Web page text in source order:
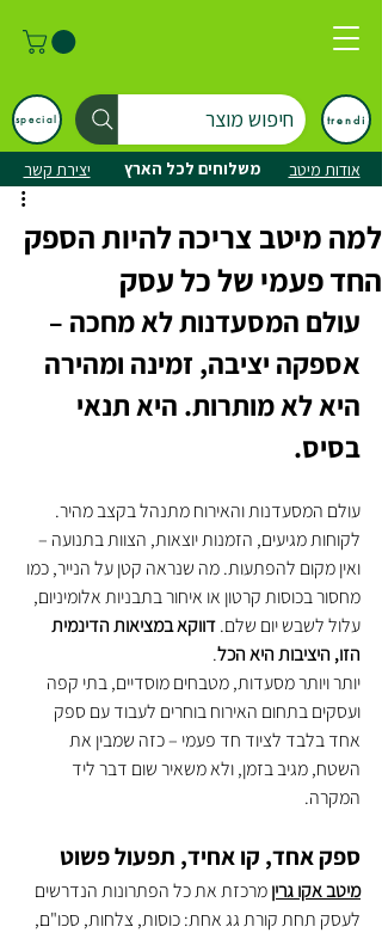
אודות מיטב יצירת קשר משלוחים לכל הארץ
trendi חיפוש מוצר special
למה מיטב צריכה להיות הספק
החד פעמי של כל עסק
עולם המסעדנות לא מחכה –
אספקה יציבה, זמינה ומהירה
היא לא מותרות. היא תנאי
בסיס.
עולם המסעדנות והאירוח מתנהל בקצב מהיר.
לקוחות מגיעים, הזמנות יוצאות, הצוות בתנועה –
ואין מקום להפתעות. מה שנראה קטן על הנייר, כמו
מחסור בכוסות קרטון או איחור בתבניות אלומיניום,
עלול לשבש יום שלם. דווקא במציאות הדינמית
הזו, היציבות היא הכל.
יותר ויותר מסעדות, מטבחים מוסדיים, בתי קפה
ועסקים בתחום האירוח בוחרים לעבוד עם ספק
אחד בלבד לציוד חד פעמי – כזה שמבין את
השטח, מגיב בזמן, ולא משאיר שום דבר ליד
המקרה.
ספק אחד, קו אחיד, תפעול פשוט
מיטב אקו גרין מרכזת את כל הפתרונות הנדרשים
לעסק תחת קורת גג אחת: כוסות, צלחות, סכו"ם,